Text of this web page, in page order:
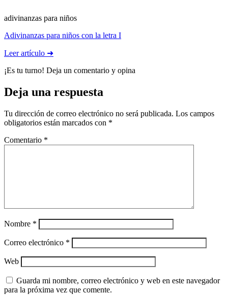
adivinanzas para niños
Adivinanzas para niños con la letra I
Leer artículo ➜
¡Es tu turno! Deja un comentario y opina
Deja una respuesta
Tu dirección de correo electrónico no será publicada. Los campos
obligatorios están marcados con *
Comentario *
Nombre *
Correo electrónico *
Web
Guarda mi nombre, correo electrónico y web en este navegador
para la próxima vez que comente.